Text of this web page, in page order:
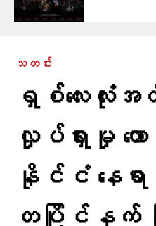
သတင်း
ရှစ်လေးလုံ
လှုပ်ရှားမှု တေ
နိုင်ငံ နေရ